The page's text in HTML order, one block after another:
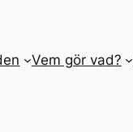
Vem gör vad?